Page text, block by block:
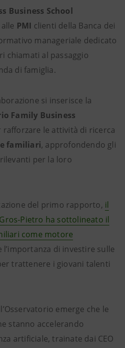
Business School
PMI clienti della Banca dei
manageriale dedicato
chiamati al passaggio
di famiglia.
si inserisce la
Family Business
rafforzare le attività di ricerca
familiari, approfondendo gli
per la loro
del primo rapporto, il
Pietro ha sottolineato il
come motore
l’importanza di investire sulle
trattenere i giovani talenti
emerge che le
stanno accelerando
artificiale, trainate dai CEO